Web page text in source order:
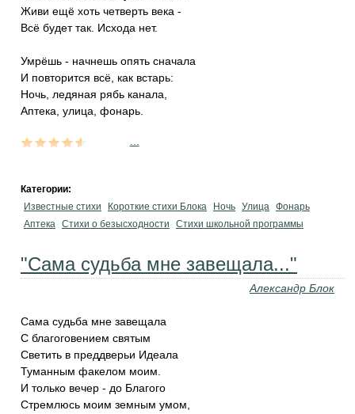
Живи ещё хоть четверть века -
Всё будет так. Исхода нет.
Умрёшь - начнешь опять сначала
И повторится всё, как встарь:
Ночь, ледяная рябь канала,
Аптека, улица, фонарь.
Категории:
Известные стихи
Короткие стихи Блока Ночь Улица Фонарь
Аптека Стихи о безысходности Стихи школьной программы
"Сама судьба мне завещала..."
Александр Блок
Сама судьба мне завещала
С благоговением святым
Светить в преддверьи Идеала
Туманным факелом моим.
И только вечер - до Благого
Стремлюсь моим земным умом,